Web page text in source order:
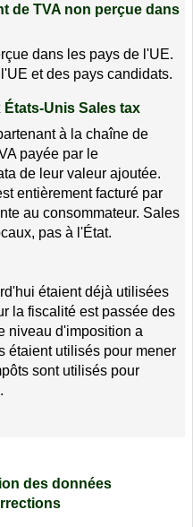
de TVA non perçue dans
dans les pays de l'UE.
et des pays candidats.
États-Unis Sales tax
à la chaîne de
payée par le
de leur valeur ajoutée.
entièrement facturé par
au consommateur. Sales
pas à l'État.
étaient déjà utilisées
la fiscalité est passée des
niveau d'imposition a
étaient utilisés pour mener
sont utilisés pour
des données